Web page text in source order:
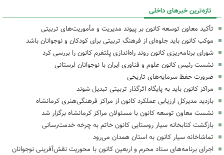
تازه‌ترین خبرهای داخلی
تأکید معاون توسعه کانون بر پیوند مدیریت و مأموریت‌های تربیتی
موکب کانون باید جلوه‌ای از فرهنگ تربیتی برای کودکان و نوجوانان باشد
شورای برنامه‌ریزی کانون روند راه‌اندازی پلتفرم کانون را بررسی کرد
نشست رئیس کانون علوم و فناوری ایران با نوجوانان لرستانی
ضرورت حفظ سرمایه‌های تاریخی
مراکز کانون باید به پایگاه اثرگذار تربیتی تبدیل شوند
بازدید مدیرکل ارزیابی عملکرد کانون از مراکز فرهنگی‌هنری کرمانشاه
نشست معاون توسعه کانون با مسئولان مراکز کرمانشاه برگزار شد
بازگشت کتابخانه سیار روستایی کانون خاتم به چرخه خدمت‌رسانی
تماشاخانه سیار کانون به استان همدان می‌رود
اجرای برنامه‌های ستاد محرم و اربعین کانون با محوریت نقش‌آفرینی نوجوانان